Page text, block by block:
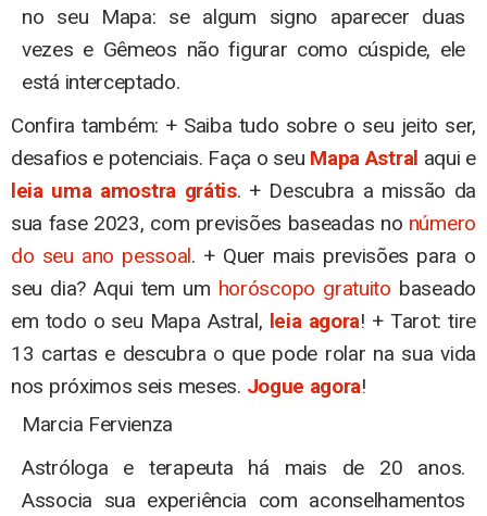
no seu Mapa: se algum signo aparecer duas
vezes e Gêmeos não figurar como cúspide, ele
está interceptado.
Confira também: + Saiba tudo sobre o seu jeito ser,
desafios e potenciais. Faça o seu Mapa Astral aqui e
leia uma amostra grátis. + Descubra a missão da
sua fase 2023, com previsões baseadas no número
do seu ano pessoal. + Quer mais previsões para o
seu dia? Aqui tem um horóscopo gratuito baseado
em todo o seu Mapa Astral, leia agora! + Tarot: tire
13 cartas e descubra o que pode rolar na sua vida
nos próximos seis meses. Jogue agora!
Marcia Fervienza
Astróloga e terapeuta há mais de 20 anos.
Associa sua experiência com aconselhamentos